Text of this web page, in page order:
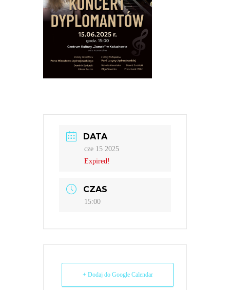
DATA
cze 15 2025
Expired!
CZAS
15:00
+ Dodaj do Google Calendar